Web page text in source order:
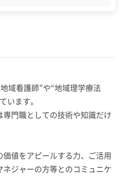
域看護師”や“地域理学療法
います。
門職としての技術や知識だけ
値をアピールする力、ご活用
ジャーの方等とのコミュニケ